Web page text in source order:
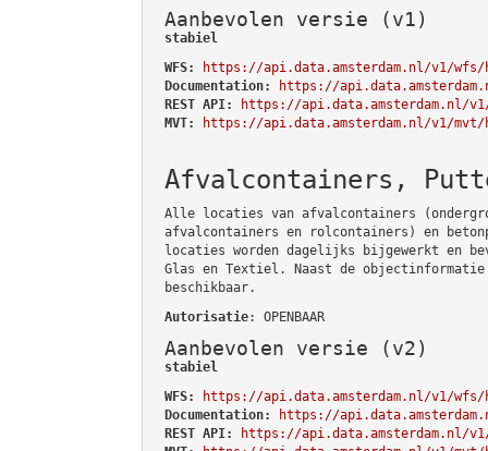
Aanbevolen versie (v1)
stabiel
WFS:
https://api.data.amsterdam.nl/v1/wfs/
Documentation:
https://
REST API:
https://api.data.amsterdam.nl/
MVT:
https://api.data.amsterdam.nl/v1/mvt/
Afvalcontainers,
Alle locaties van afvalcontainers
afvalcontainers en rolcontainers) en
locaties worden dagelijks bijgewerkt en
Glas en Textiel. Naast de objectinformatie
beschikbaar.
Autorisatie: OPENBAAR
Aanbevolen versie (v2)
stabiel
WFS:
https://api.data.amsterdam.nl/v1/
Documentation:
https://
REST API:
https://api.data.amsterdam.nl/